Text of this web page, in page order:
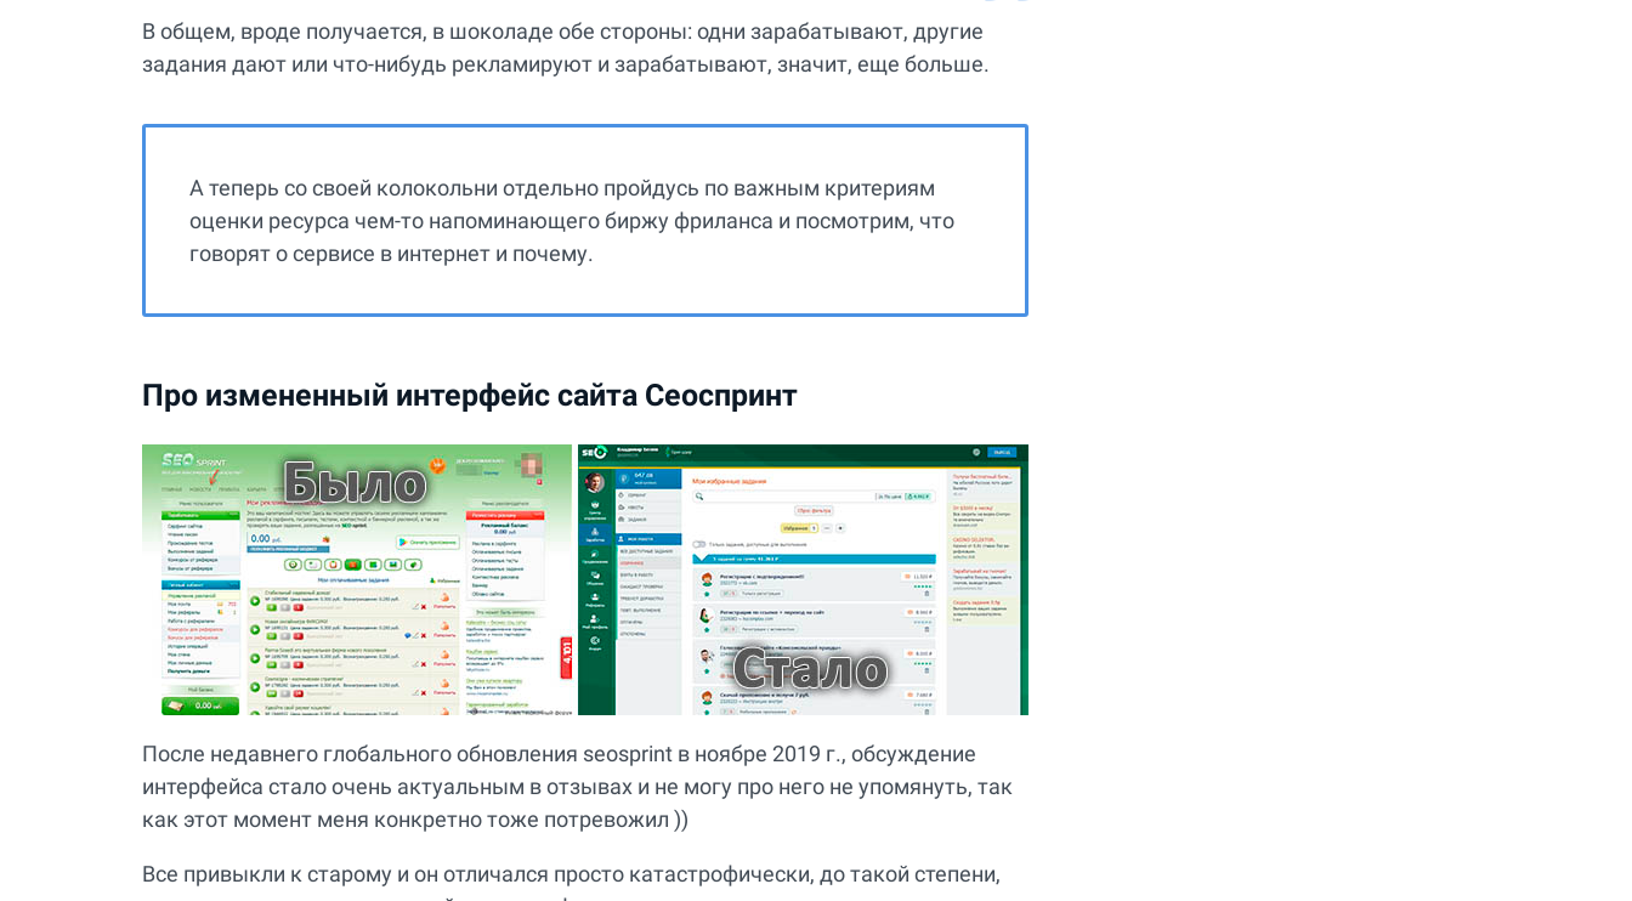
В общем, вроде получается, в шоколаде обе стороны: одни зарабатывают, другие
задания дают или что-нибудь рекламируют и зарабатывают, значит, еще больше.
А теперь со своей колокольни отдельно пройдусь по важным критериям
оценки ресурса чем-то напоминающего биржу фриланса и посмотрим, что
говорят о сервисе в интернет и почему.
Про измененный интерфейс сайта Сеоспринт
После недавнего глобального обновления seosprint в ноябре 2019 г., обсуждение
интерфейса стало очень актуальным в отзывах и не могу про него не упомянуть, так
как этот момент меня конкретно тоже потревожил ))
Все привыкли к старому и он отличался просто катастрофически, до такой степени,